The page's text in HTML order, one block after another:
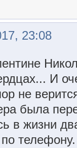
23:08
И
не
была
в жизни